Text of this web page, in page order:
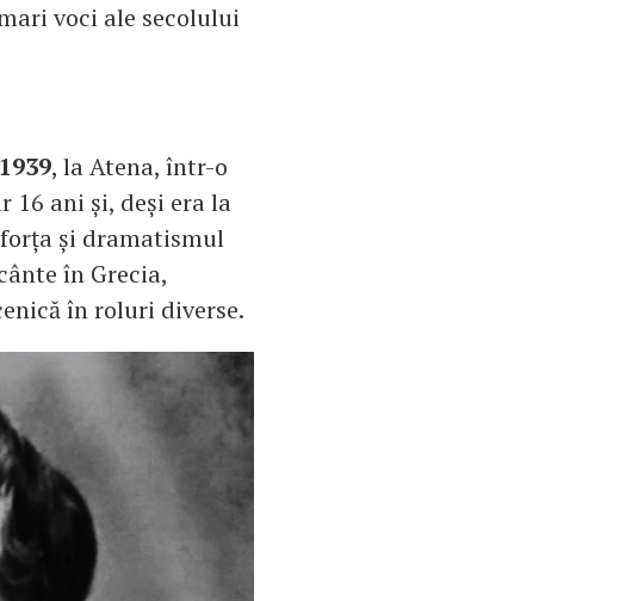
voci ale secolului
1939, la Atena, într-o
16 ani și, deși era la
și dramatismul
în Grecia,
în roluri diverse.